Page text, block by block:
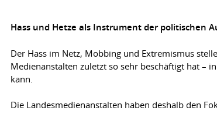
Hass und Hetze als Instrument der politischen
Der Hass im Netz, Mobbing und Extremismus
Medienanstalten zuletzt so sehr beschäftigt hat –
kann.
Die Landesmedienanstalten haben deshalb den